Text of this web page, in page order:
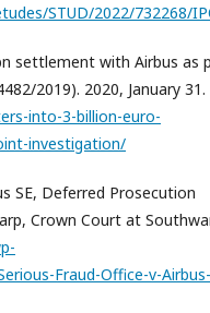
STUD/2022/732268/
settlement with Airbus as
2019). 2020, January 31.
into-3-billion-euro-
investigation/
SE, Deferred Prosecution
Crown Court at
Fraud-Office-v-Airbus-